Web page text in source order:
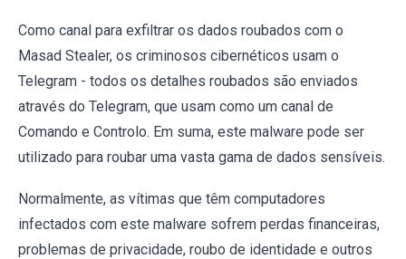
Como canal para exfiltrar os dados roubados com o
Masad Stealer, os criminosos cibernéticos usam o
Telegram - todos os detalhes roubados são enviados
através do Telegram, que usam como um canal de
Comando e Controlo. Em suma, este malware pode ser
utilizado para roubar uma vasta gama de dados sensíveis.
Normalmente, as vítimas que têm computadores
infectados com este malware sofrem perdas financeiras,
problemas de privacidade, roubo de identidade e outros